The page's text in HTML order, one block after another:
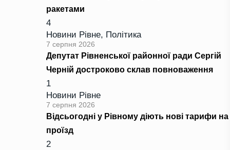
ракетами
4
Новини Рівне, Політика
7 серпня 2026
Депутат Рівненської районної ради Сергій
Черній достроково склав повноваження
1
Новини Рівне
7 серпня 2026
Відсьогодні у Рівному діють нові тарифи на
проїзд
2